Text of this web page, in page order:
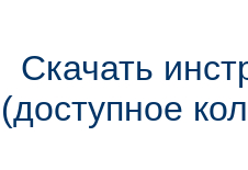
Скачать
(доступное